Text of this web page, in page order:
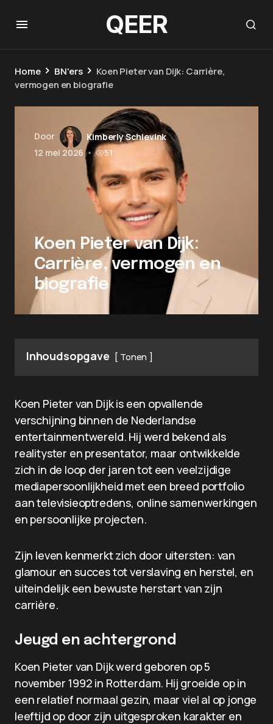
QEER
Home BN'ers
Koen Pieter van Dijk: Carrière,
vermogen en biografie
Door
Kimberly Schievink
12 mei 2026 • 51
Koen Pieter van Dijk:
Carrière, vermogen en
biografie
Inhoudsopgave Tonen
Koen Pieter van Dijk is een opvallende
verschijning binnen de Nederlandse
entertainmentwereld. Hij werd bekend als
realityster en presentator, maar ontwikkelde
zich in de loop der jaren tot een veelzijdige
mediapersoonlijkheid met een breed portfolio
aan televisieoptredens, online samenwerkingen
en persoonlijke projecten.
Zijn leven kenmerkt zich door uitersten: van
glamour en succes tot verslaving en herstel, en
uiteindelijk een bewuste herstart van zijn
carrière.
Jeugd en achtergrond
Koen Pieter van Dijk werd geboren op 5
november 1992 in Rotterdam. Hij groeide op in
een relatief normaal gezin, maar viel al op jonge
leeftijd op door zijn uitgesproken karakter en